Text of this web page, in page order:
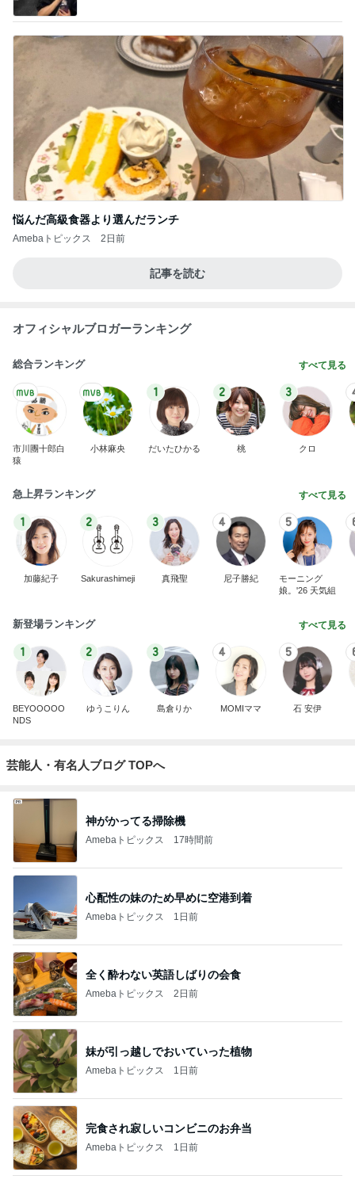
悩んだ高級食器より選んだランチ
Amebaトピックス 2日前
記事を読む
オフィシャルブロガーランキング
総合ランキング すべて見る
市川團十郎白
猿
小林麻央
1
だいたひかる
2
桃
3
クロ
急上昇ランキング すべて見る
1
加藤紀子
2
Sakurashimeji
3
真飛聖
4
尼子勝紀
5
モーニング
娘。'26 天気組
新登場ランキング すべて見る
1
BEYOOOOO
NDS
2
ゆうこりん
3
島倉りか
4
MOMIママ
5
石 安伊
芸能人・有名人ブログ TOPへ
神がかってる掃除機
Amebaトピックス 17時間前
心配性の妹のため早めに空港到着
Amebaトピックス 1日前
全く酔わない英語しばりの会食
Amebaトピックス 2日前
妹が引っ越しでおいていった植物
Amebaトピックス 1日前
完食され寂しいコンビニのお弁当
Amebaトピックス 1日前